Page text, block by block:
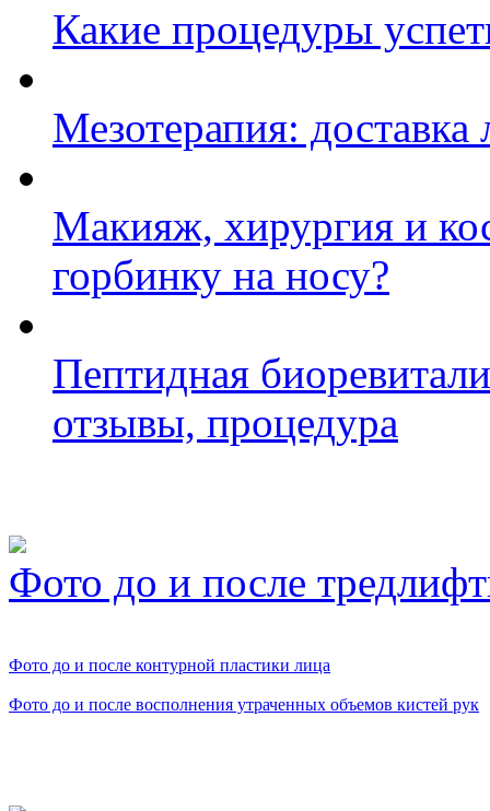
Какие процедуры
Мезотерапия: доставка
Макияж, хирургия и
горбинку на носу?
Пептидная
отзывы, процедура
Фото до и после
Фото до и после контурной пластики лица
Фото до и после восполнения утраченных объемов кистей рук